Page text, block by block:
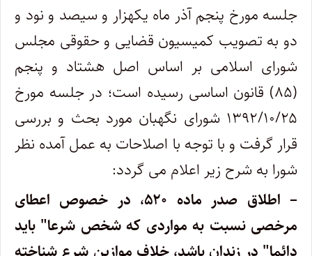
جلسه مورخ پنجم آذر ماه یکهزار و سیصد و نود و
دو به تصویب کمیسیون قضایی و حقوقی مجلس
شورای اسلامی بر اساس اصل هشتاد و پنجم
(۸۵) قانون اساسی رسیده است؛ در جلسه مورخ
۱۳۹۲/۱۰/۲۵ شورای نگهبان مورد بحث و بررسی
قرار گرفت و با توجه با اصلاحات به عمل آمده نظر
شورا به شرح زیر اعلام می گردد:
– اطلاق صدر ماده ۵۲۰، در خصوص اعطای
مرخصی نسبت به مواردی که شخص شرعا" باید